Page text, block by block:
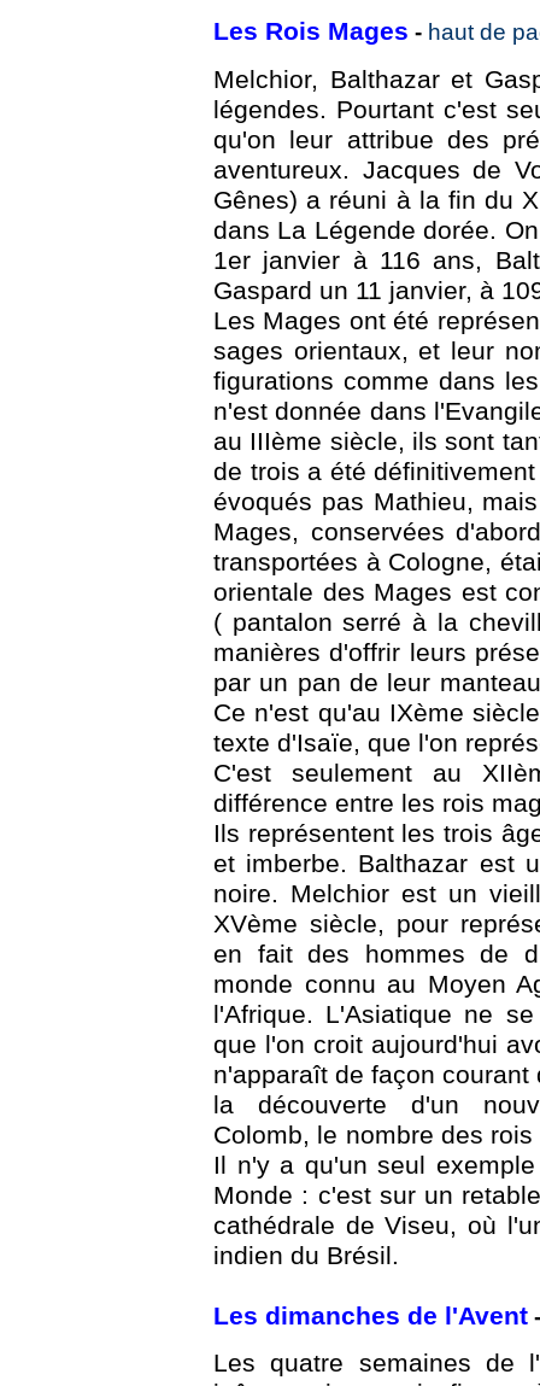
Les Rois Mages - haut de
Melchior, Balthazar et
légendes. Pourtant c'est
qu'on leur attribue des
aventureux. Jacques de
Gênes) a réuni à la fin du
dans La Légende dorée.
1er janvier à 116 ans,
Gaspard un 11 janvier, à
Les Mages ont été
sages orientaux, et leur
figurations comme dans
n'est donnée dans
au IIIème siècle, ils sont
de trois a été
évoqués pas Mathieu,
Mages, conservées
transportées à Cologne,
orientale des Mages est
( pantalon serré à la
manières d'offrir leurs
par un pan de leur
Ce n'est qu'au IXème
texte d'Isaïe, que l'on
C'est seulement au
différence entre les rois
Ils représentent les trois
et imberbe. Balthazar est
noire. Melchior est un
XVème siècle, pour
en fait des hommes de
monde connu au Moyen
l'Afrique. L'Asiatique ne
que l'on croit aujourd'hui
n'apparaît de façon
la découverte d'un
Colomb, le nombre des
Il n'y a qu'un seul
Monde : c'est sur un
cathédrale de Viseu, où
indien du Brésil.
Les dimanches de l'Avent
Les quatre semaines de